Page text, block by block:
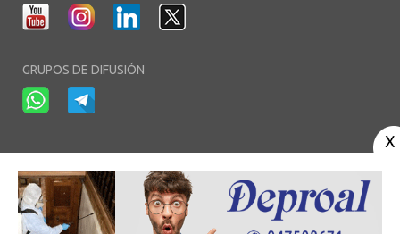
GRUPOS DE DIFUSIÓN